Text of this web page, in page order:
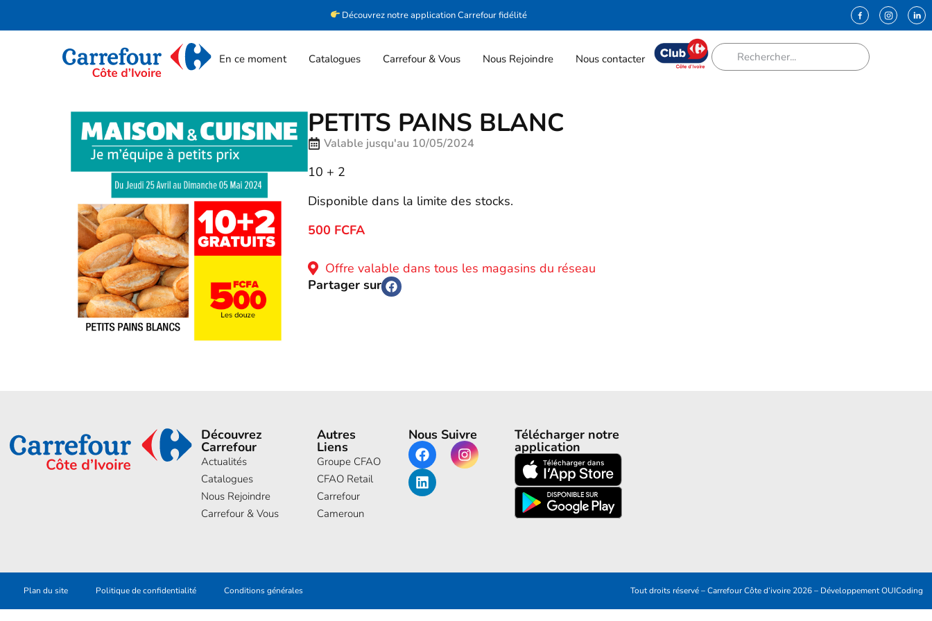
Découvrez notre application Carrefour fidélité
En ce moment Catalogues Carrefour & Vous Nous Rejoindre Nous contacter
PETITS PAINS BLANC
Valable jusqu'au 10/05/2024
10 + 2
Disponible dans la limite des stocks.
500 FCFA
Offre valable dans tous les magasins du réseau
Partager sur
Découvrez
Carrefour
Actualités
Catalogues
Nous Rejoindre
Carrefour & Vous
Autres
Liens
Groupe CFAO
CFAO Retail
Carrefour
Cameroun
Nous Suivre Télécharger notre
application
Plan du site Politique de confidentialité Conditions générales Tout droits réservé – Carrefour Côte d’ivoire 2026 – DéveloppementOUICoding